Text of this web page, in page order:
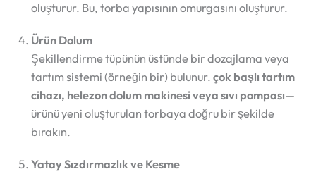
oluşturur. Bu, torba yapısının omurgasını oluşturur.
Ürün Dolum
Şekillendirme tüpünün üstünde bir dozajlama veya
tartım sistemi (örneğin bir) bulunur. çok başlı tartım
cihazı, helezon dolum makinesi veya sıvı pompası—
ürünü yeni oluşturulan torbaya doğru bir şekilde
bırakın.
Yatay Sızdırmazlık ve Kesme